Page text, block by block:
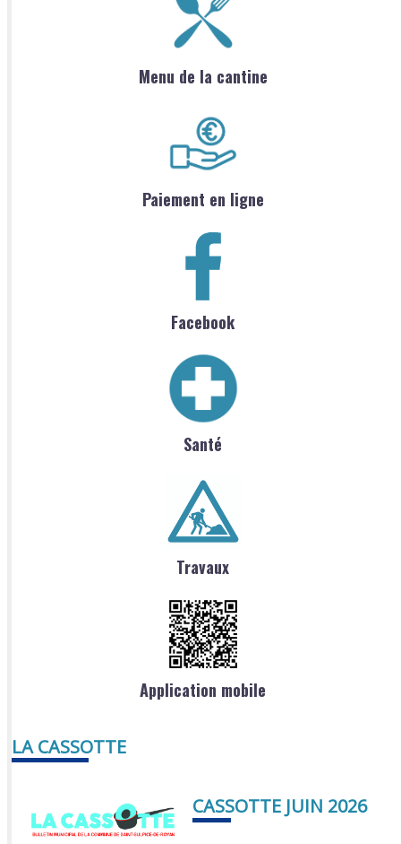
Menu de la cantine
Paiement en ligne
Facebook
Santé
Travaux
Application mobile
LA CASSOTTE
CASSOTTE JUIN 2026